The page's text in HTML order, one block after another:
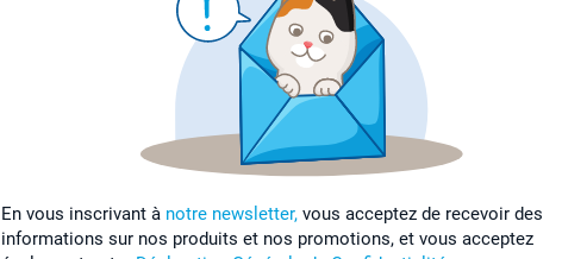
En vous inscrivant à notre newsletter, vous acceptez de recevoir des
informations sur nos produits et nos promotions, et vous acceptez